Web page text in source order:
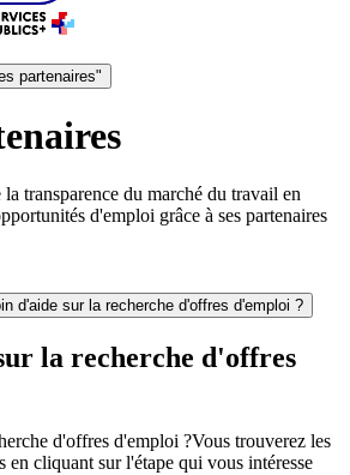
partenaires"
transparence du marché du travail en
d'emploi grâce à ses partenaires
d'aide sur la recherche d'offres d'emploi ?
la recherche d'offres
d'offres d'emploi ?Vous trouverez les
en cliquant sur l'étape qui vous intéresse